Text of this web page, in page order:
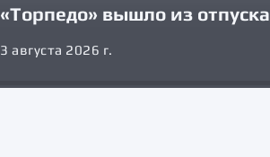
«Торпедо» вышло из отпуска
3 августа 2026 г.